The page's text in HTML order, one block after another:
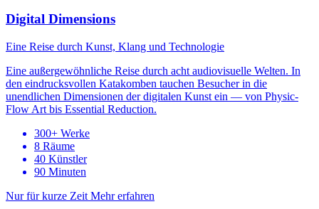
Digital Dimensions
Eine Reise durch Kunst, Klang und Technologie
Eine außergewöhnliche Reise durch acht audiovisuelle Welten. In
den eindrucksvollen Katakomben tauchen Besucher in die
unendlichen Dimensionen der digitalen Kunst ein — von Physic-
Flow Art bis Essential Reduction.
300+ Werke
8 Räume
40 Künstler
90 Minuten
Nur für kurze Zeit Mehr erfahren